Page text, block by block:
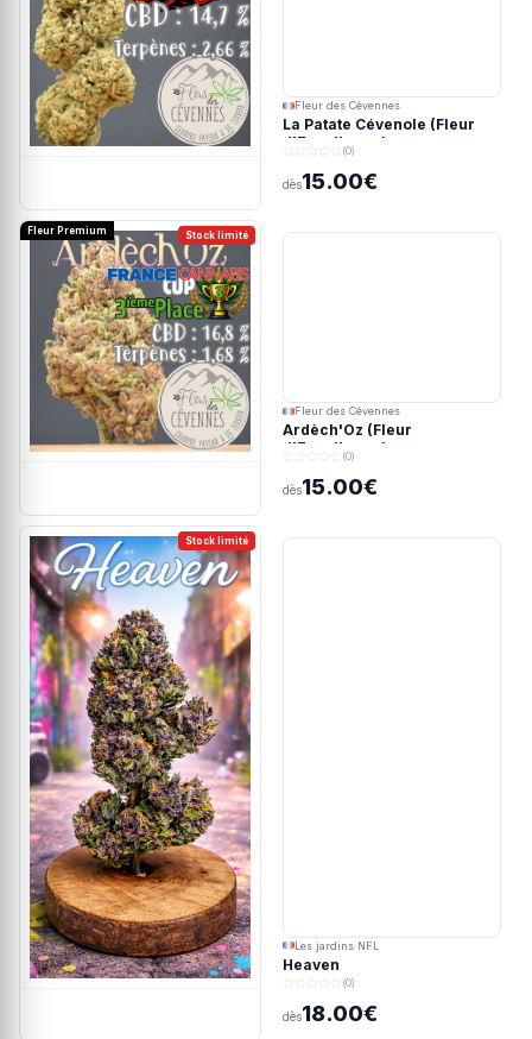
Fleur des Cévennes
La Patate Cévenole (Fleur
d'Excellence)
(0)
dès15.00€
Stock limité
Fleur Premium
Fleur des Cévennes
Ardèch'Oz (Fleur
d'Excellence)
(0)
dès15.00€
Stock limité
Les jardins NFL
Heaven
(0)
dès18.00€